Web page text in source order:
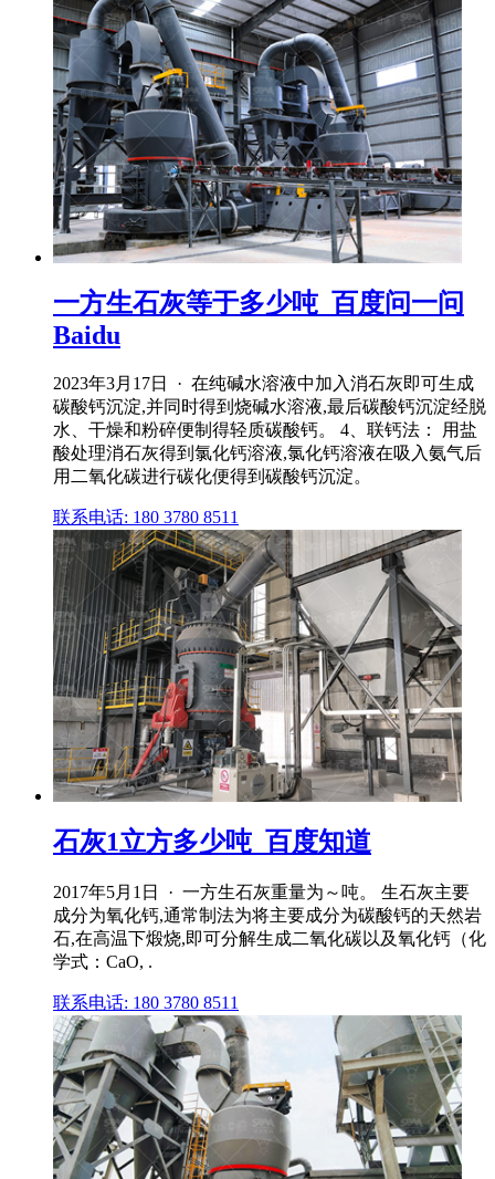
一方生石灰等于多少吨_百度问一问
Baidu
2023年3月17日 · 在纯碱水溶液中加入消石灰即可生成
碳酸钙沉淀,并同时得到烧碱水溶液,最后碳酸钙沉淀经脱
水、干燥和粉碎便制得轻质碳酸钙。 4、联钙法： 用盐
酸处理消石灰得到氯化钙溶液,氯化钙溶液在吸入氨气后
用二氧化碳进行碳化便得到碳酸钙沉淀。
联系电话: 180 3780 8511
石灰1立方多少吨_百度知道
2017年5月1日 · 一方生石灰重量为～吨。 生石灰主要
成分为氧化钙,通常制法为将主要成分为碳酸钙的天然岩
石,在高温下煅烧,即可分解生成二氧化碳以及氧化钙（化
学式：CaO, .
联系电话: 180 3780 8511